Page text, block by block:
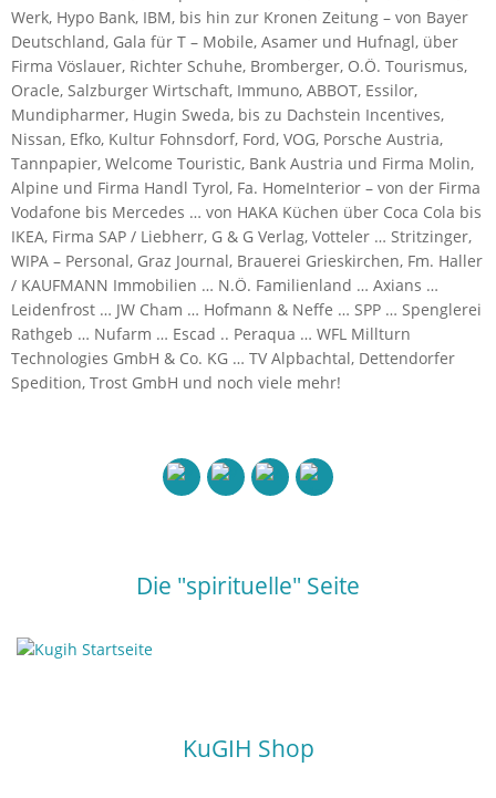
Werk, Hypo Bank, IBM, bis hin zur Kronen Zeitung – von Bayer
Deutschland, Gala für T – Mobile, Asamer und Hufnagl, über
Firma Vöslauer, Richter Schuhe, Bromberger, O.Ö. Tourismus,
Oracle, Salzburger Wirtschaft, Immuno, ABBOT, Essilor,
Mundipharmer, Hugin Sweda, bis zu Dachstein Incentives,
Nissan, Efko, Kultur Fohnsdorf, Ford, VOG, Porsche Austria,
Tannpapier, Welcome Touristic, Bank Austria und Firma Molin,
Alpine und Firma Handl Tyrol, Fa. HomeInterior – von der Firma
Vodafone bis Mercedes … von HAKA Küchen über Coca Cola bis
IKEA, Firma SAP / Liebherr, G & G Verlag, Votteler … Stritzinger,
WIPA – Personal, Graz Journal, Brauerei Grieskirchen, Fm. Haller
/ KAUFMANN Immobilien … N.Ö. Familienland … Axians …
Leidenfrost … JW Cham … Hofmann & Neffe … SPP … Spenglerei
Rathgeb … Nufarm … Escad .. Peraqua … WFL Millturn
Technologies GmbH & Co. KG … TV Alpbachtal, Dettendorfer
Spedition, Trost GmbH und noch viele mehr!
Die "spirituelle" Seite
KuGIH Shop